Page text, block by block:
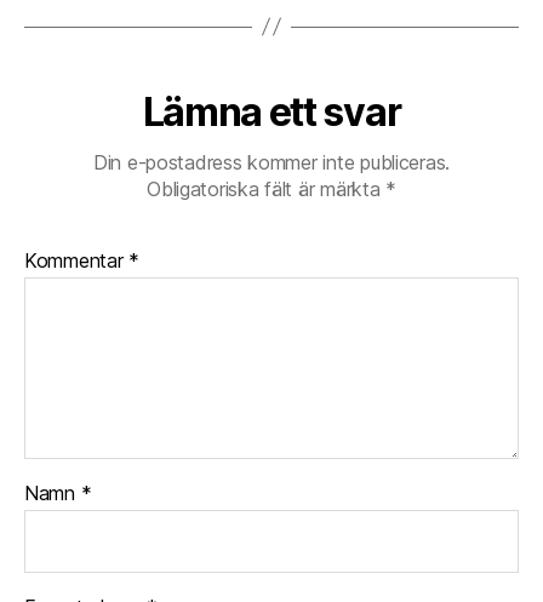
Lämna ett svar
Din e-postadress kommer inte publiceras.
Obligatoriska fält är märkta *
Kommentar *
Namn *